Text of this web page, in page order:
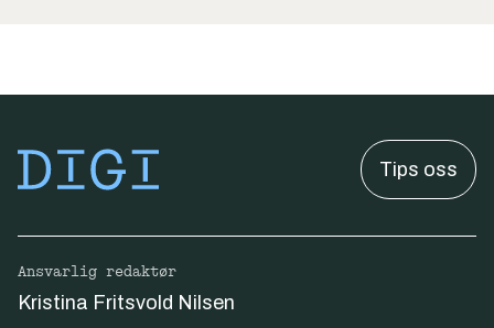
Tips oss
Ansvarlig redaktør
Kristina Fritsvold Nilsen